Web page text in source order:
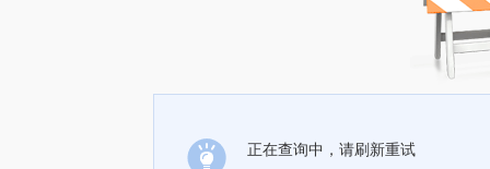
正在查询中，请刷新重试